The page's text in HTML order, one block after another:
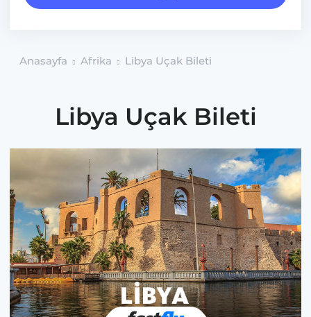
Anasayfa Afrika Libya Uçak Bileti
Libya Uçak Bileti